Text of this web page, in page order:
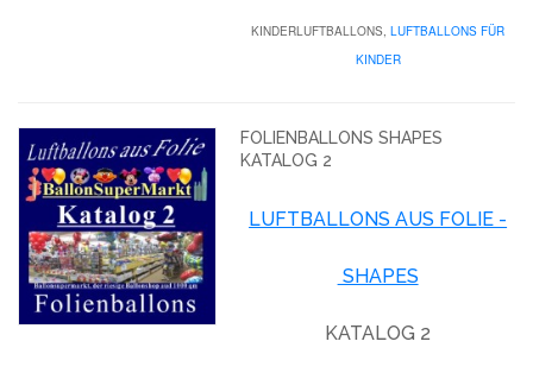
KINDERLUFTBALLONS,LUFTBALLONS FÜR
KINDER
FOLIENBALLONS SHAPES
KATALOG 2
LUFTBALLONS AUS FOLIE -
SHAPES
KATALOG 2